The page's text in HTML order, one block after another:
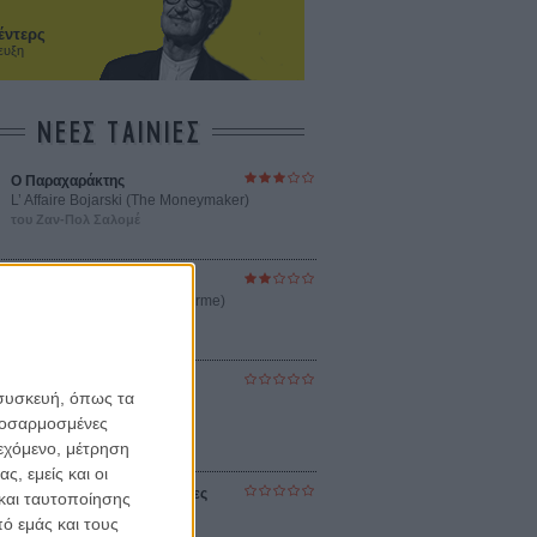
όπως τα
μέτρηση
εμείς και οι
ταυτοποίησης
εμάς και τους
ΝΕΕΣ ΤΑΙΝΙΕΣ
Ο Παραχαράκτης
L’ Affaire Bojarski (The Moneymaker)
του Ζαν-Πολ Σαλομέ
Certified Copy (Copie Conforme)
Εκατομμυρίου
Le Million
του Γκρεγκουάρ Βινιερόν
Αυτό που Ξέρουν οι Γυναίκες
Pour le Plaisir
του Ρεέμ Κερισί